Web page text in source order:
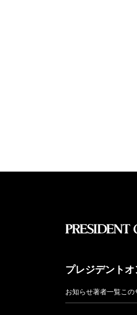
プレジデント
お知らせ著者一覧この